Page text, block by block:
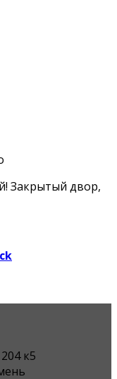
Закрытый двор,
к5